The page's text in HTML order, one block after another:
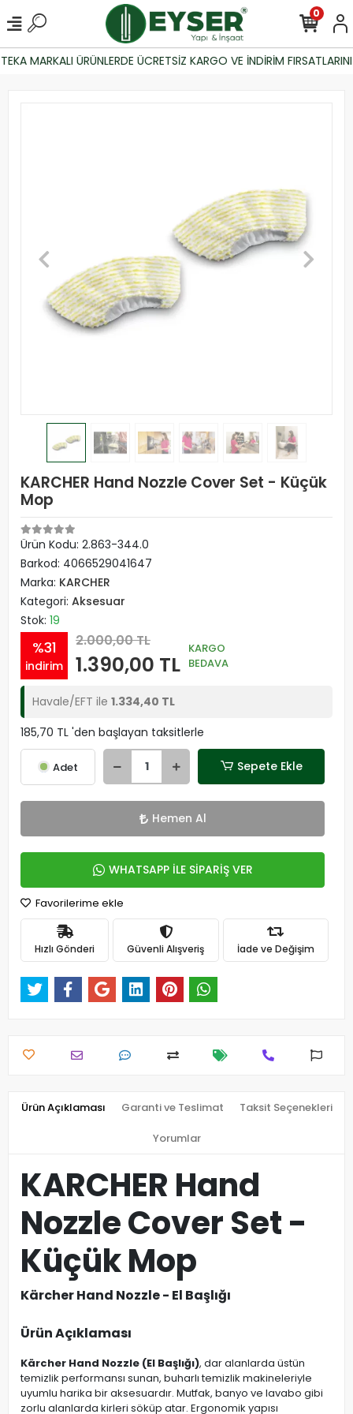
MARKALI ÜRÜNLERDE ÜCRETSİZ KARGO VE İNDİRİM
0
KARCHER Hand Nozzle Cover Set - Küçük
Mop
Ürün Kodu: 2.863-344.0
Barkod: 4066529041647
Marka: KARCHER
Kategori: Aksesuar
Stok: 19
%31
indirim
2.000,00 TL
1.390,00 TL
KARGO
BEDAVA
Havale/EFT ile 1.334,40 TL
185,70 TL 'den başlayan taksitlerle
Adet Sepete Ekle
Hemen Al
WHATSAPP İLE SİPARİŞ VER
Favorilerime ekle
Hızlı Gönderi Güvenli Alışveriş İade ve Değişim
Ürün Açıklaması Garanti ve Teslimat Taksit Seçenekleri
Yorumlar
KARCHER Hand
Nozzle Cover Set -
Küçük Mop
Kärcher Hand Nozzle - El Başlığı
Ürün Açıklaması
Kärcher Hand Nozzle (El Başlığı), dar alanlarda üstün
temizlik performansı sunan, buharlı temizlik makineleriyle
uyumlu harika bir aksesuardır. Mutfak, banyo ve lavabo gibi
zorlu alanlarda kirleri söküp atar. Ergonomik yapısı